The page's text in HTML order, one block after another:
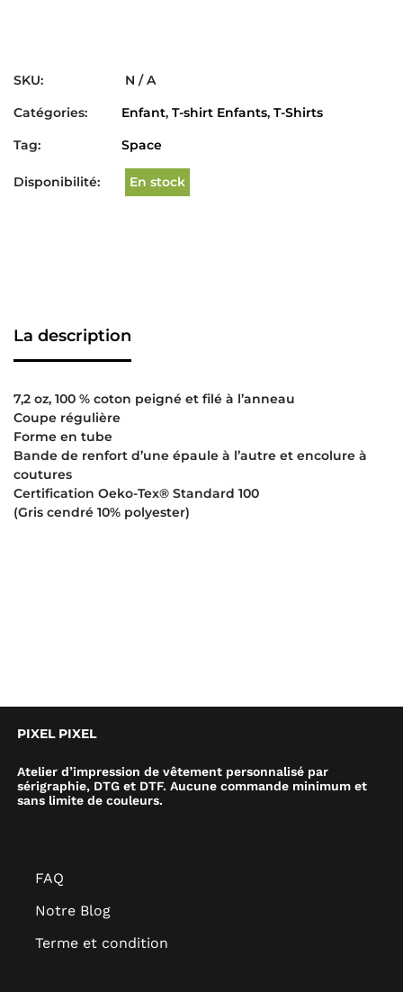
SKU:
N / A
Catégories:
Enfant, T-shirt Enfants, T-Shirts
Tag:
Space
Disponibilité: En stock
La description
7,2 oz, 100 % coton peigné et filé à l’anneau
Coupe régulière
Forme en tube
Bande de renfort d’une épaule à l’autre et encolure à
coutures
Certification Oeko-Tex® Standard 100
(Gris cendré 10% polyester)
PIXEL PIXEL
Atelier d’impression de vêtement personnalisé par
sérigraphie, DTG et DTF. Aucune commande minimum et
sans limite de couleurs.
FAQ
Notre Blog
Terme et condition